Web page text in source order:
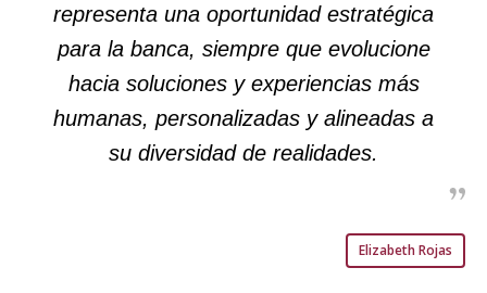
representa una oportunidad estratégica
para la banca, siempre que evolucione
hacia soluciones y experiencias más
humanas, personalizadas y alineadas a
su diversidad de realidades.
Elizabeth Rojas